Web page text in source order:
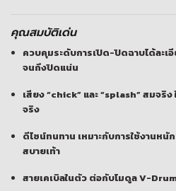
คุณสมบัติเด่น
ควบคุมระดับการเปิด-ปิดฉาบได้ละเ
จนถึงปิดแน่น
เสียง “chick” และ “splash” สมจริง
จริง
ดีไซน์ทนทาน เหมาะกับการใช้งานหนัก
สบายเท้า
สายเคเบิลในตัว ต่อกับโมดูล V-